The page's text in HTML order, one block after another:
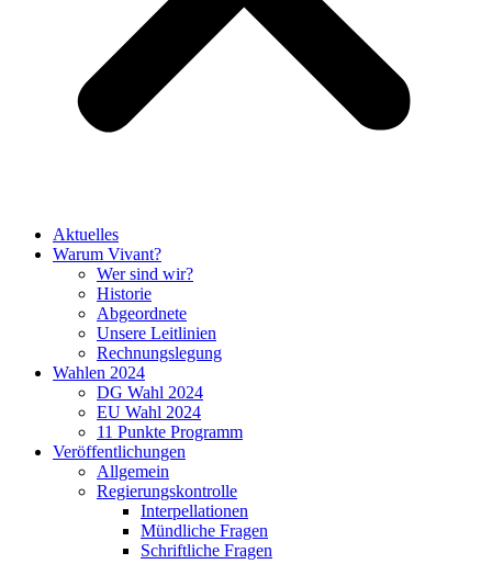
Aktuelles
Warum Vivant?
Wer sind wir?
Historie
Abgeordnete
Unsere Leitlinien
Rechnungslegung
Wahlen 2024
DG Wahl 2024
EU Wahl 2024
11 Punkte Programm
Veröffentlichungen
Allgemein
Regierungskontrolle
Interpellationen
Mündliche Fragen
Schriftliche Fragen